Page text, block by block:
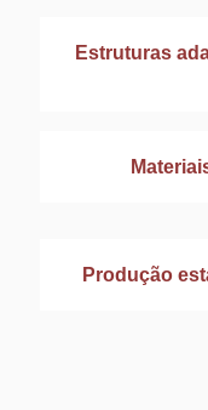
Estruturas
Produção